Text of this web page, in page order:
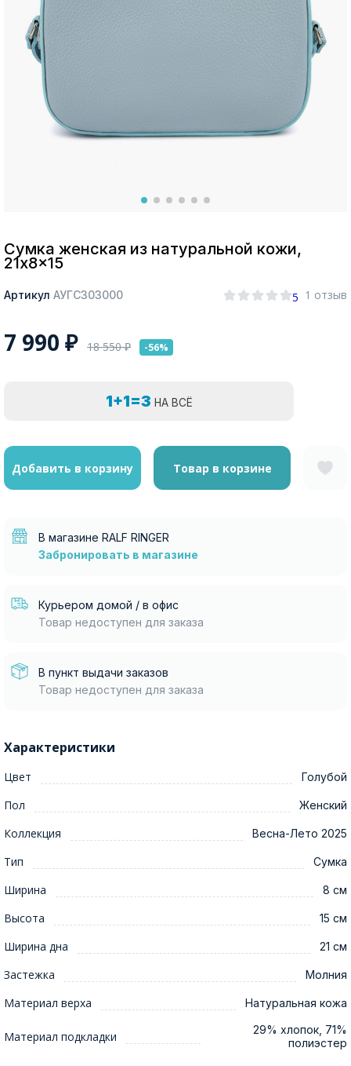
Москва
Сумка женская из натуральной кожи,
21x8x15
Артикул АУГС303000 5 1 отзыв
7 990 ₽ 18 550₽ -56%
1+1=3 НА ВСЁ
Добавить в корзину Товар в корзине
В магазине RALF RINGER
Забронировать в магазине
Курьером домой / в офис
Товар недоступен для заказа
В пункт выдачи заказов
Товар недоступен для заказа
Характеристики
Цвет Голубой
Пол Женский
Коллекция Весна-Лето 2025
Тип Сумка
Ширина 8 см
Высота 15 см
Ширина дна 21 см
Застежка Молния
Материал верха Натуральная кожа
Материал подкладки
29% хлопок, 71%
полиэстер